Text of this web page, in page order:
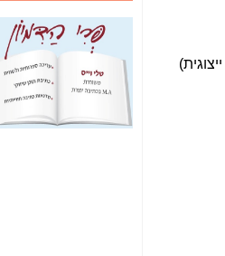
אחת הרגליים של "תיק
4000 התפור"
התמוטטה היום
בניצחון (כפול) של בזק
-
כאן
איך כתבות מפנקות